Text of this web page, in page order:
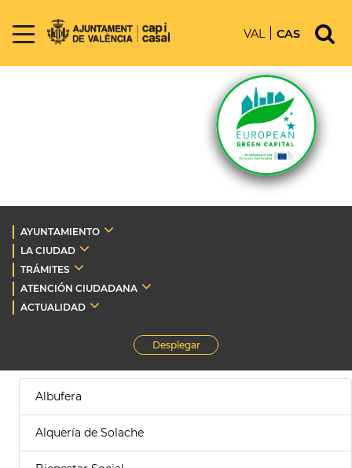
VAL CAS
AYUNTAMIENTO
LA CIUDAD
TRÁMITES
ATENCIÓN CIUDADANA
ACTUALIDAD
Desplegar
Albufera
Alquería de Solache